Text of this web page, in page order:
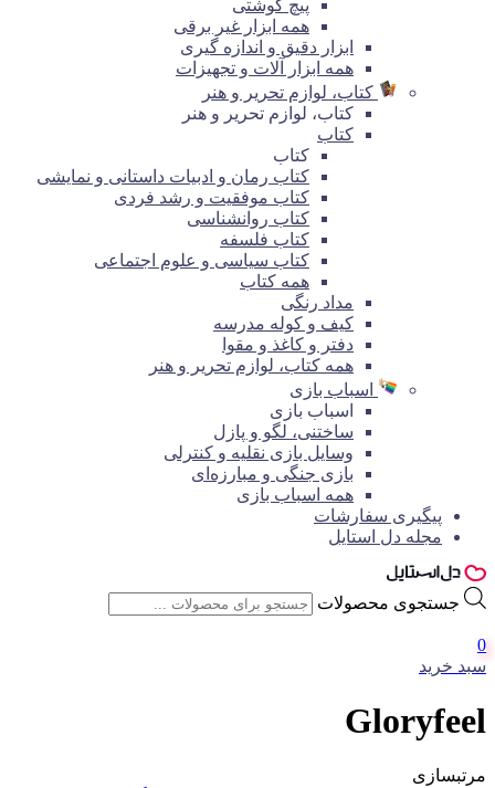
پیچ گوشتی
همه ابزار غیر برقی
ابزار دقیق و اندازه گیری
همه ابزار آلات و تجهیزات
کتاب، لوازم تحریر و هنر
کتاب، لوازم تحریر و هنر
کتاب
کتاب
کتاب رمان و ادبیات داستانی و نمایشی
کتاب موفقیت و رشد فردی
کتاب روانشناسی
کتاب فلسفه
کتاب سیاسی و علوم اجتماعی
همه کتاب
مداد رنگی
کیف و کوله مدرسه
دفتر و کاغذ و مقوا
همه کتاب، لوازم تحریر و هنر
اسباب بازی
اسباب بازی
ساختنی، لگو و پازل
وسایل بازی نقلیه و کنترلی
بازی جنگی و مبارزه‌ای
همه اسباب بازی
پیگیری سفارشات
مجله دل استایل
جستجوی محصولات
0
سبد خرید
Gloryfeel
مرتبسازی